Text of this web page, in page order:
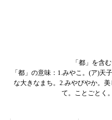
「都」を含
「都」の意味：1.みやこ。(ア)天
な大きなまち。2.みやびやか。
て。ことごとく